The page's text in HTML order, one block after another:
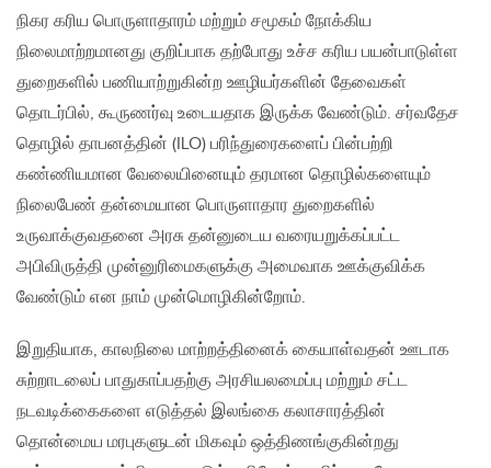
நிகர கரிய பொருளாதாரம் மற்றும் சமூகம் நோக்கிய
நிலைமாற்றமானது குறிப்பாக தற்போது உச்ச கரிய பயன்பாடுள்ள
துறைகளில் பணியாற்றுகின்ற ஊழியர்களின் தேவைகள்
தொடர்பில், கூருணர்வு உடையதாக இருக்க வேண்டும். சர்வதேச
தொழில் தாபனத்தின் (ILO) பரிந்துரைகளைப் பின்பற்றி
கண்ணியமான வேலையினையும் தரமான தொழில்களையும்
நிலைபேண் தன்மையான பொருளாதார துறைகளில்
உருவாக்குவதனை அரசு தன்னுடைய வரையறுக்கப்பட்ட
அபிவிருத்தி முன்னுரிமைகளுக்கு அமைவாக ஊக்குவிக்க
வேண்டும் என நாம் முன்மொழிகின்றோம்.
இறுதியாக, காலநிலை மாற்றத்தினைக் கையாள்வதன் ஊடாக
சுற்றாடலைப் பாதுகாப்பதற்கு அரசியலமைப்பு மற்றும் சட்ட
நடவடிக்கைகளை எடுத்தல் இலங்கை கலாசாரத்தின்
தொன்மைய மரபுகளுடன் மிகவும் ஒத்திணங்குகின்றது